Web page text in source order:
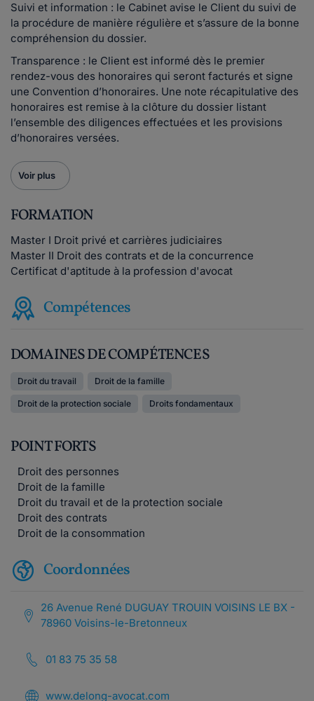
Suivi et information : le Cabinet avise le Client du suivi de
la procédure de manière régulière et s’assure de la bonne
compréhension du dossier.
Transparence : le Client est informé dès le premier
rendez-vous des honoraires qui seront facturés et signe
une Convention d’honoraires. Une note récapitulative des
honoraires est remise à la clôture du dossier listant
l’ensemble des diligences effectuées et les provisions
d’honoraires versées.
Voir plus
FORMATION
Master I Droit privé et carrières judiciaires
Master II Droit des contrats et de la concurrence
Certificat d'aptitude à la profession d'avocat
Compétences
DOMAINES DE COMPÉTENCES
Droit du travail Droit de la famille
Droit de la protection sociale Droits fondamentaux
POINT FORTS
Droit des personnes
Droit de la famille
Droit du travail et de la protection sociale
Droit des contrats
Droit de la consommation
Coordonnées
26 Avenue René DUGUAY TROUIN VOISINS LE BX -
78960 Voisins-le-Bretonneux
01 83 75 35 58
www.delong-avocat.com